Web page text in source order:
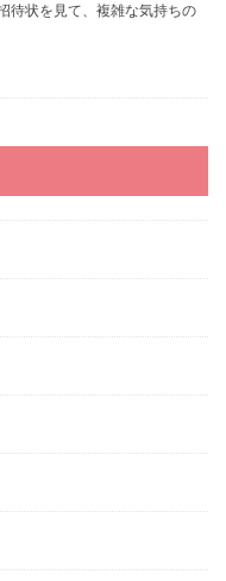
待状を見て、複雑な気持ちの